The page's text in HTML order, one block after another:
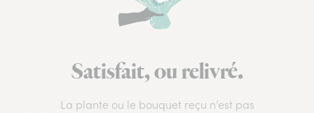
Satisfait, ou relivré.
La plante ou le bouquet reçu n’est pas